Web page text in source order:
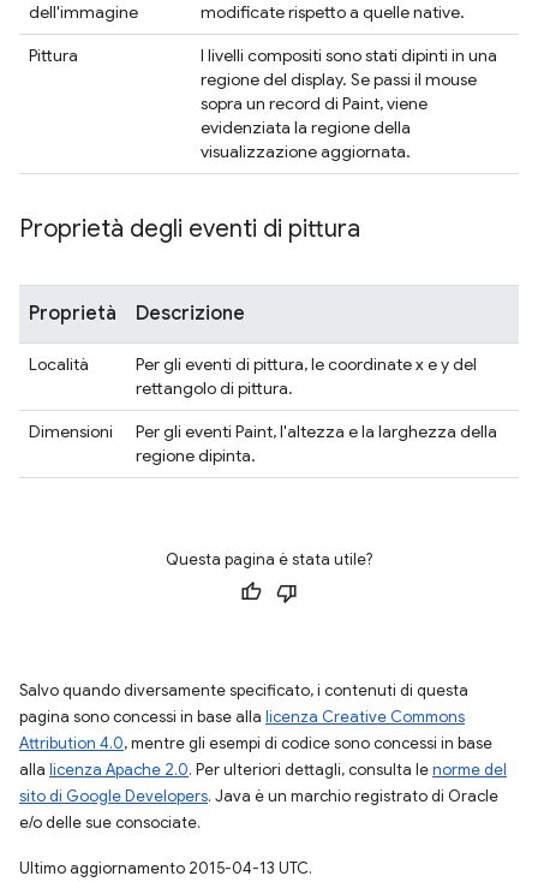
dell'immagine
modificate rispetto a quelle native.
Pittura
I livelli compositi sono stati dipinti in una
regione del display. Se passi il mouse
sopra un record di Paint, viene
evidenziata la regione della
visualizzazione aggiornata.
Proprietà degli eventi di pittura
Proprietà Descrizione
Località
Per gli eventi di pittura, le coordinate x e y del
rettangolo di pittura.
Dimensioni
Per gli eventi Paint, l'altezza e la larghezza della
regione dipinta.
Questa pagina è stata utile?
Salvo quando diversamente specificato, i contenuti di questa
pagina sono concessi in base alla licenza Creative Commons
Attribution 4.0, mentre gli esempi di codice sono concessi in base
alla licenza Apache 2.0. Per ulteriori dettagli, consulta lenorme del
sito di Google Developers. Java è un marchio registrato di Oracle
e/o delle sue consociate.
Ultimo aggiornamento 2015-04-13 UTC.